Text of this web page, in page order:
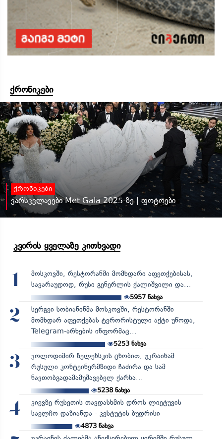
ქრონიკები
ქრონიკები
ვარსკვლავები Met Gala 2025-ზე | ფოტოები
კვირის ყველაზე კითხვადი
1
მოსკოვში, რესტორანში მომხდარი აფეთქებისას,
სავარაუდოდ, რუსი გენერლის ქალიშვილი და...
5957 ნახვა
2
სერგეი სობიანინმა მოსკოვში, რესტორანში
მომხდარ აფეთქებას ტერორისტული აქტი უწოდა,
Telegram-არხების ინფორმაც...
5253ნახვა
3
ვოლოდიმირ ზელენსკის ცნობით, უკრაინამ
რუსული კონტეინერმზიდი ჩაძირა და სამ
ნავთობგადამამუშავებელ ქარხა...
5238ნახვა
4
კიევზე რუსეთის თავდასხმის დროს ლიეტუვის
საელჩო დაზიანდა - კესტუტის ბუდრისი
4873ნახვა